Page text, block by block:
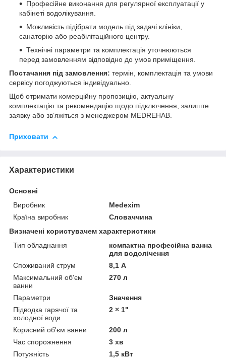
Професійне виконання для регулярної експлуатації у
кабінеті водолікування.
Можливість підібрати модель під задачі клініки,
санаторію або реабілітаційного центру.
Технічні параметри та комплектація уточнюються
перед замовленням відповідно до умов приміщення.
Постачання під замовлення: термін, комплектація та умови
сервісу погоджуються індивідуально.
Щоб отримати комерційну пропозицію, актуальну
комплектацію та рекомендацію щодо підключення, залиште
заявку або звʼяжіться з менеджером MEDREHAB.
Приховати
Характеристики
Основні
Виробник
Medexim
Країна виробник
Словаччина
Визначені користувачем характеристики
Тип обладнання
компактна професійна ванна
для водолічення
Споживаний струм
8,1 А
Максимальний об'єм
ванни
270 л
Параметри
Значення
Підводка гарячої та
холодної води
2 × 1"
Корисний об'єм ванни
200 л
Час спорожнення
3 хв
Потужність
1,5 кВт